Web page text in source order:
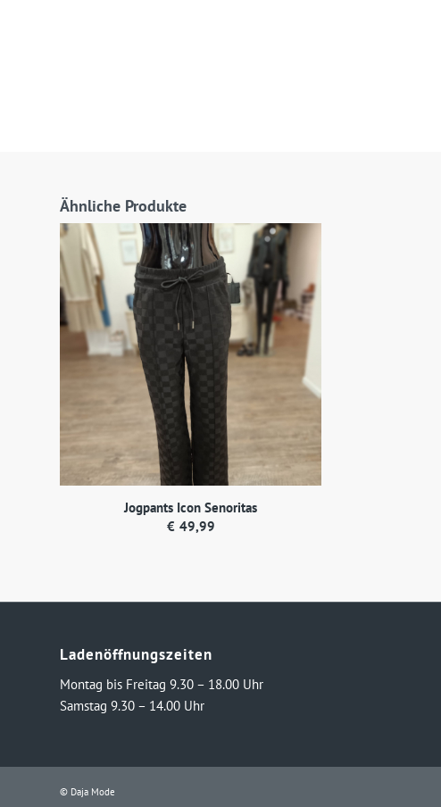
Ähnliche Produkte
Jogpants Icon Senoritas
€ 49,99
Ladenöffnungszeiten
Montag bis Freitag 9.30 – 18.00 Uhr
Samstag 9.30 – 14.00 Uhr
© Daja Mode